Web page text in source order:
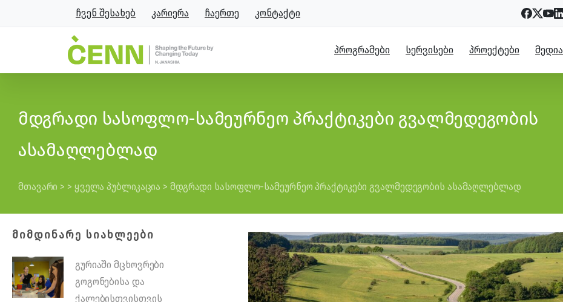
ჩვენ შესახებ კარიერა ჩაერთე კონტაქტი
ᲞᲠᲝᲒᲠᲐᲛᲔᲑᲘ ᲡᲔᲠᲕᲘᲡᲔᲑᲘ ᲞᲠᲝᲔᲥᲢᲔᲑᲘ ᲛᲔᲓᲘᲐ
მდგრადი სასოფლო-სამეურნეო პრაქტიკები გვალმედეგობის
ასამაღლებლად
მთავარი > > ყველა პუბლიკაცია > მდგრადი სასოფლო-სამეურნეო პრაქტიკები გვალმედეგობის ასამაღლებლად
ᲛᲘᲛᲓᲘᲜᲐᲠᲔ ᲡᲘᲐᲮᲚᲔᲔᲑᲘ
გურიაში მცხოვრები
გოგონებისა და
ქალებისთვისთვის